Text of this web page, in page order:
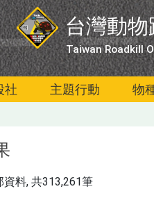
台灣動
Taiwan Roadkill
社 主題行動 物
資料, 共313,261筆